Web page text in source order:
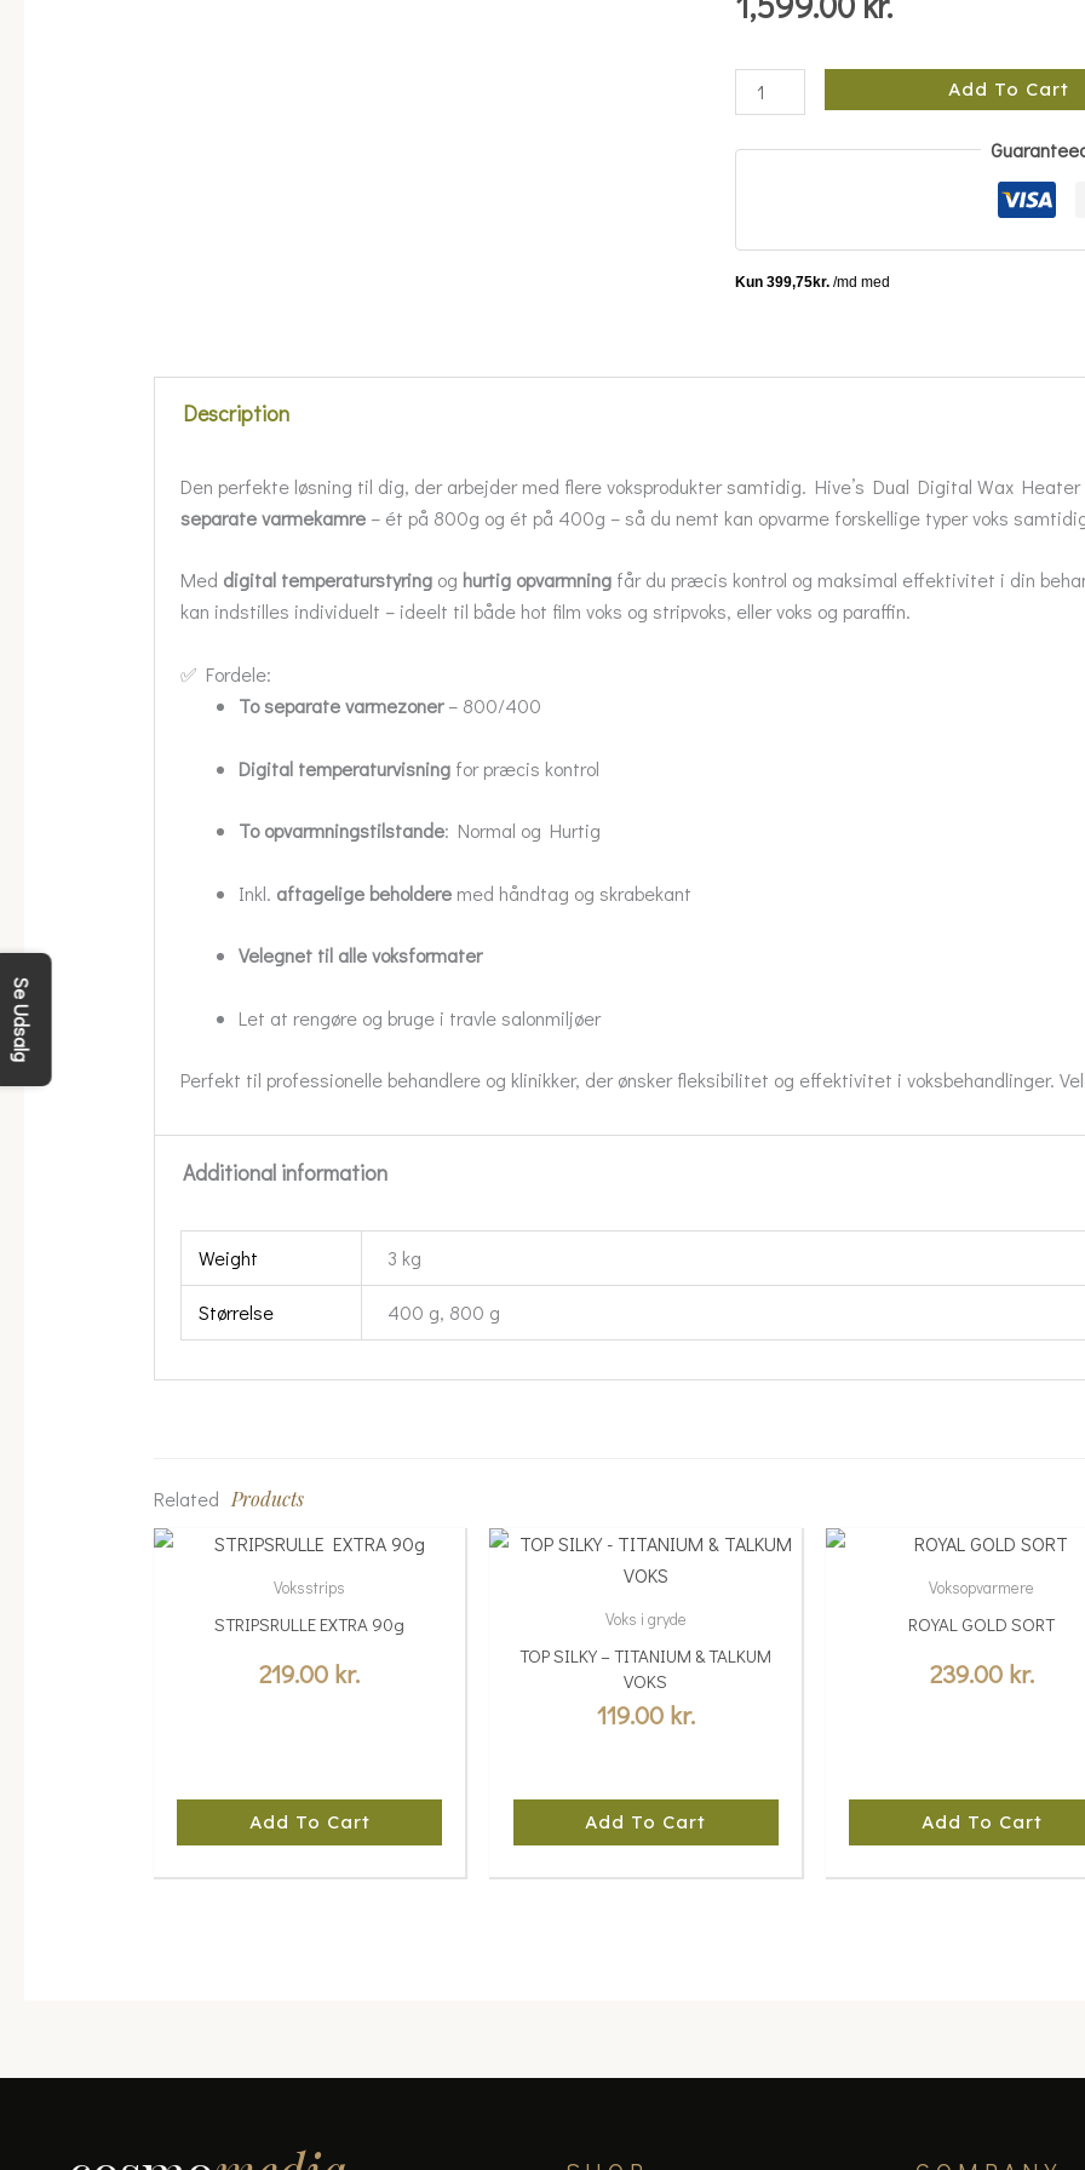
Add To Cart
Description
Den perfekte løsning til dig, der arbejder med flere voksprodukter samtidig. Hive’s Dual Digital Wax
separate varmekamre– ét på 800g og ét på 400g – så du nemt kan opvarme forskellige typer voks
Med digital temperaturstyringog hurtig opvarmningfår du præcis kontrol og maksimal effektivitet i din
kan indstilles individuelt – ideelt til både hot film voks og stripvoks, eller voks og paraffin.
✅ Fordele:
To separate varmezoner– 800/400
Digital temperaturvisningfor præcis kontrol
To opvarmningstilstande: Normal og Hurtig
Inkl. aftagelige beholderemed håndtag og skrabekant
Velegnet til alle voksformater
Let at rengøre og bruge i travle salonmiljøer
Perfekt til professionelle behandlere og klinikker, der ønsker fleksibilitet og effektivitet i voksbehandlinger.
Additional information
Weight 3 kg
Størrelse 400 g, 800 g
Related Products
Voksstrips
STRIPSRULLE EXTRA 90g
219.00 kr.
Add To Cart
Voks i gryde
TOP SILKY – TITANIUM & TALKUM
VOKS
119.00 kr.
Add To Cart
Voksopvarmere
ROYAL GOLD SORT
239.00 kr.
Add To Cart
Se Udsalg